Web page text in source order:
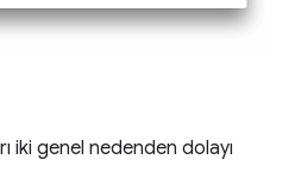
iki genel nedenden dolayı